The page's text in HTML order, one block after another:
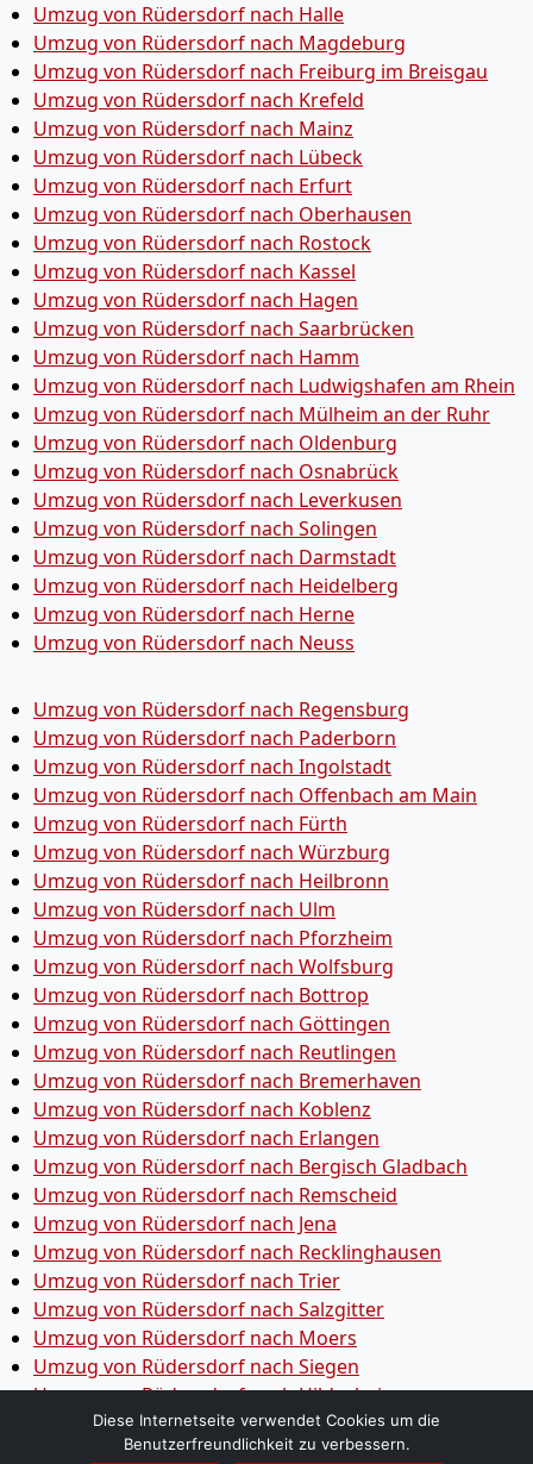
Umzug von Rüdersdorf nach Halle
Umzug von Rüdersdorf nach Magdeburg
Umzug von Rüdersdorf nach Freiburg im Breisgau
Umzug von Rüdersdorf nach Krefeld
Umzug von Rüdersdorf nach Mainz
Umzug von Rüdersdorf nach Lübeck
Umzug von Rüdersdorf nach Erfurt
Umzug von Rüdersdorf nach Oberhausen
Umzug von Rüdersdorf nach Rostock
Umzug von Rüdersdorf nach Kassel
Umzug von Rüdersdorf nach Hagen
Umzug von Rüdersdorf nach Saarbrücken
Umzug von Rüdersdorf nach Hamm
Umzug von Rüdersdorf nach Ludwigshafen am Rhein
Umzug von Rüdersdorf nach Mülheim an der Ruhr
Umzug von Rüdersdorf nach Oldenburg
Umzug von Rüdersdorf nach Osnabrück
Umzug von Rüdersdorf nach Leverkusen
Umzug von Rüdersdorf nach Solingen
Umzug von Rüdersdorf nach Darmstadt
Umzug von Rüdersdorf nach Heidelberg
Umzug von Rüdersdorf nach Herne
Umzug von Rüdersdorf nach Neuss
Umzug von Rüdersdorf nach Regensburg
Umzug von Rüdersdorf nach Paderborn
Umzug von Rüdersdorf nach Ingolstadt
Umzug von Rüdersdorf nach Offenbach am Main
Umzug von Rüdersdorf nach Fürth
Umzug von Rüdersdorf nach Würzburg
Umzug von Rüdersdorf nach Heilbronn
Umzug von Rüdersdorf nach Ulm
Umzug von Rüdersdorf nach Pforzheim
Umzug von Rüdersdorf nach Wolfsburg
Umzug von Rüdersdorf nach Bottrop
Umzug von Rüdersdorf nach Göttingen
Umzug von Rüdersdorf nach Reutlingen
Umzug von Rüdersdorf nach Bremer­haven
Umzug von Rüdersdorf nach Koblenz
Umzug von Rüdersdorf nach Erlangen
Umzug von Rüdersdorf nach Bergisch Gladbach
Umzug von Rüdersdorf nach Remscheid
Umzug von Rüdersdorf nach Jena
Umzug von Rüdersdorf nach Recklinghausen
Umzug von Rüdersdorf nach Trier
Umzug von Rüdersdorf nach Salzgitter
Umzug von Rüdersdorf nach Moers
Umzug von Rüdersdorf nach Siegen
Umzug von Rüdersdorf nach Hildesheim
Umzug von Rüdersdorf nach Gütersloh
Diese Internetseite verwendet Cookies um die
Benutzerfreundlichkeit zu verbessern.